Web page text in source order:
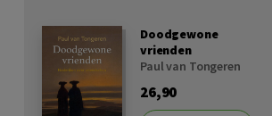
Doodgewone
vrienden
Paul van Tongeren
26,90